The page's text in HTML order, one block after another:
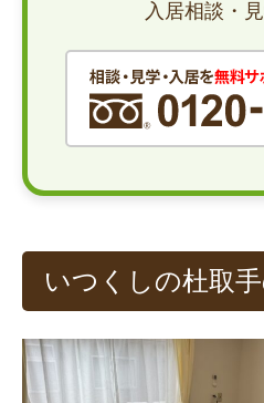
入居相談・
いつくしの杜取